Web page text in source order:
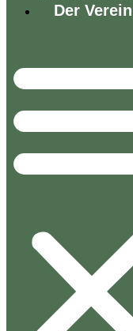
Der Verein